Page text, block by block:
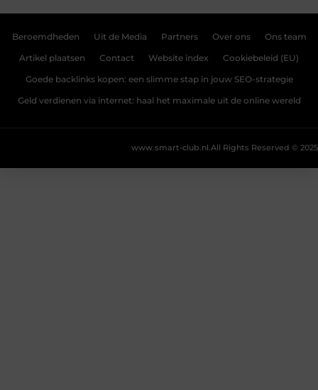
Beroemdheden Uit de Media Partners Over ons Ons team
Artikel plaatsen Contact Website index Cookiebeleid (EU)
Goede backlinks kopen: een slimme stap in jouw SEO-strategie
Geld verdienen via internet: haal het maximale uit de online wereld
All Rights Reserved © 2025
www.smart-club.nl.